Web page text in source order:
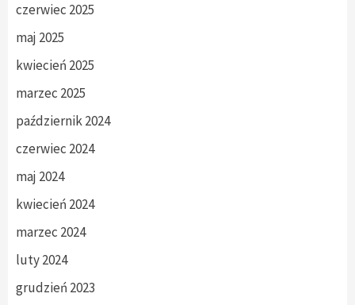
czerwiec 2025
maj 2025
kwiecień 2025
marzec 2025
październik 2024
czerwiec 2024
maj 2024
kwiecień 2024
marzec 2024
luty 2024
grudzień 2023